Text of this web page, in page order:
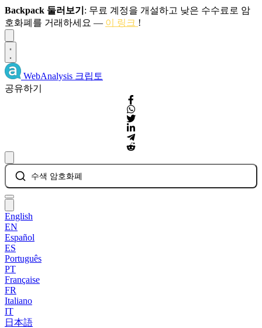
Backpack 둘러보기 : 무료 계정을 개설하고 낮은 수수료로 암
호화폐를 거래하세요 — 이 링크 !
WebAnalysis 크립토
공유하기
수색 암호화폐
English
EN
Español
ES
Português
PT
Française
FR
Italiano
IT
日本語